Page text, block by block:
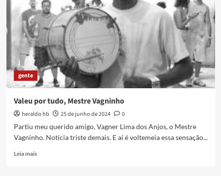
gente
Valeu por tudo, Mestre Vagninho
heraldo hb 25 de junho de 2024
0
Partiu meu querido amigo, Vagner Lima dos Anjos, o Mestre
Vagninho. Notícia triste demais. E aí é voltemeia essa sensação...
Leia maisRead